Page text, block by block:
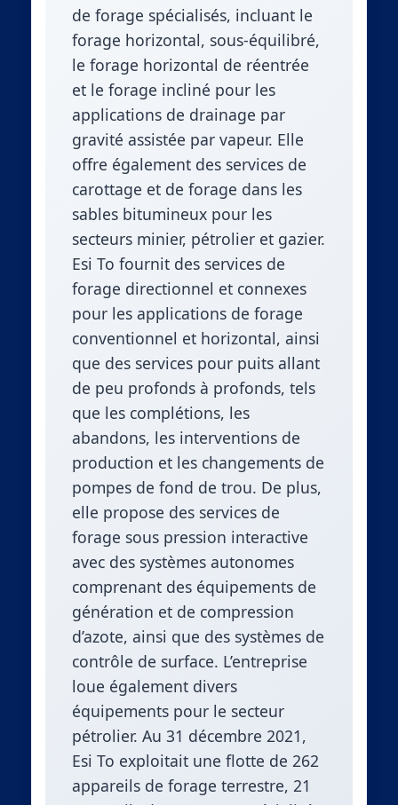
de forage spécialisés, incluant le
forage horizontal, sous-équilibré,
le forage horizontal de réentrée
et le forage incliné pour les
applications de drainage par
gravité assistée par vapeur. Elle
offre également des services de
carottage et de forage dans les
sables bitumineux pour les
secteurs minier, pétrolier et gazier.
Esi To fournit des services de
forage directionnel et connexes
pour les applications de forage
conventionnel et horizontal, ainsi
que des services pour puits allant
de peu profonds à profonds, tels
que les complétions, les
abandons, les interventions de
production et les changements de
pompes de fond de trou. De plus,
elle propose des services de
forage sous pression interactive
avec des systèmes autonomes
comprenant des équipements de
génération et de compression
d’azote, ainsi que des systèmes de
contrôle de surface. L’entreprise
loue également divers
équipements pour le secteur
pétrolier. Au 31 décembre 2021,
Esi To exploitait une flotte de 262
appareils de forage terrestre, 21